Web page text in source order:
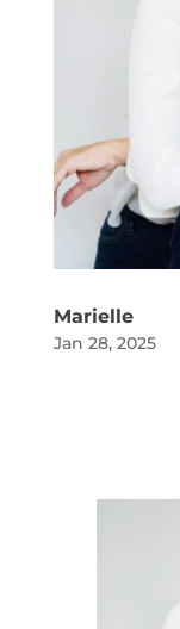
Marielle
Jan 28, 2025